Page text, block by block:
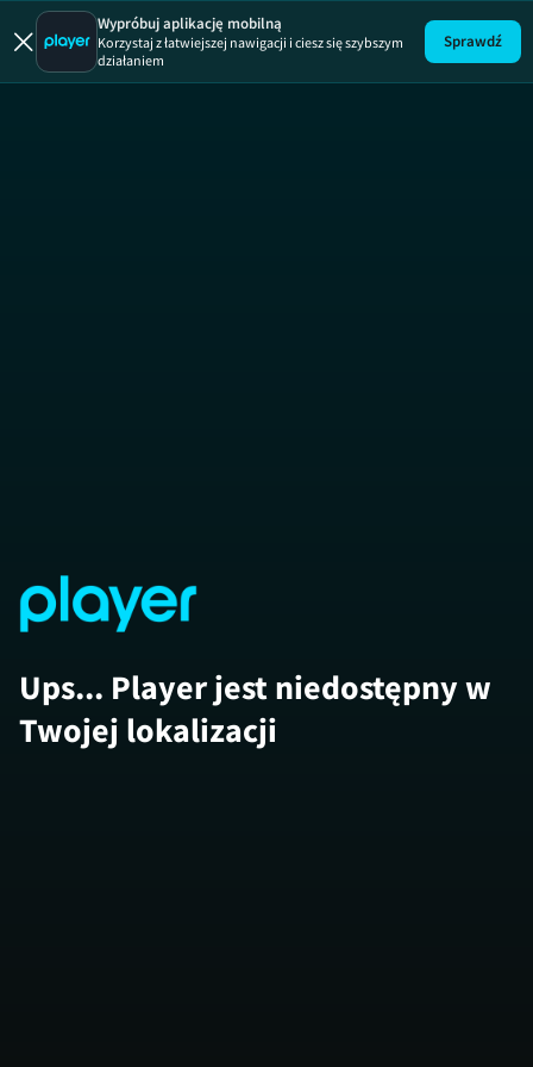
Wypróbuj aplikację mobilną
Korzystaj z łatwiejszej nawigacji i ciesz się szybszym
działaniem
Sprawdź
Ups... Player jest niedostępny w
Twojej lokalizacji